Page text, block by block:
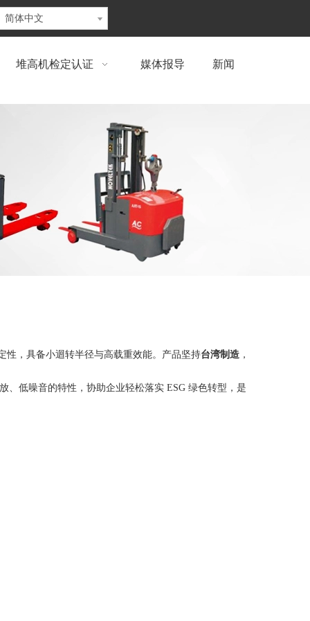
简体中文
堆高机检定认证 媒体报导 新闻
性，具备小迴转半径与高载重效能。产品坚持台湾制造 ，
低噪音的特性，协助企业轻松落实 ESG 绿色转型，是